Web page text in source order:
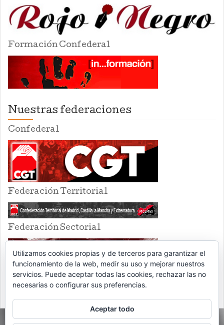
Formación Confederal
Nuestras federaciones
Confederal
Federación Territorial
Federación Sectorial
Utilizamos cookies propias y de terceros para garantizar el
funcionamiento de la web, medir su uso y mejorar nuestros
servicios. Puede aceptar todas las cookies, rechazar las no
necesarias o configurar sus preferencias.
Aceptar todo